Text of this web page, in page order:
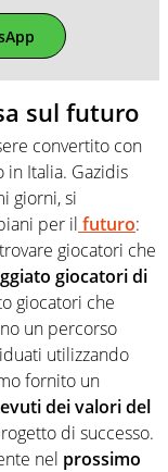
sul futuro
convertito con
in Italia. Gazidis
giorni, si
per il futuro:
giocatori che
giocatori di
giocatori che
un percorso
utilizzando
fornito un
dei valori del
di successo.
nel prossimo